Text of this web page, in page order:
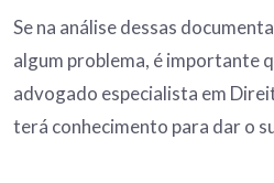
Se na análise dessas
algum problema, é importante
advogado especialista em
terá conhecimento para dar o